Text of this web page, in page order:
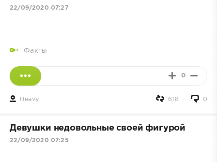
22/09/2020 07:27
Факты
0
Heavy 0
618
Девушки недовольные своей фигурой
22/09/2020 07:25